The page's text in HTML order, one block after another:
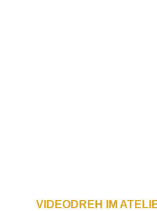
VIDEODREH IM